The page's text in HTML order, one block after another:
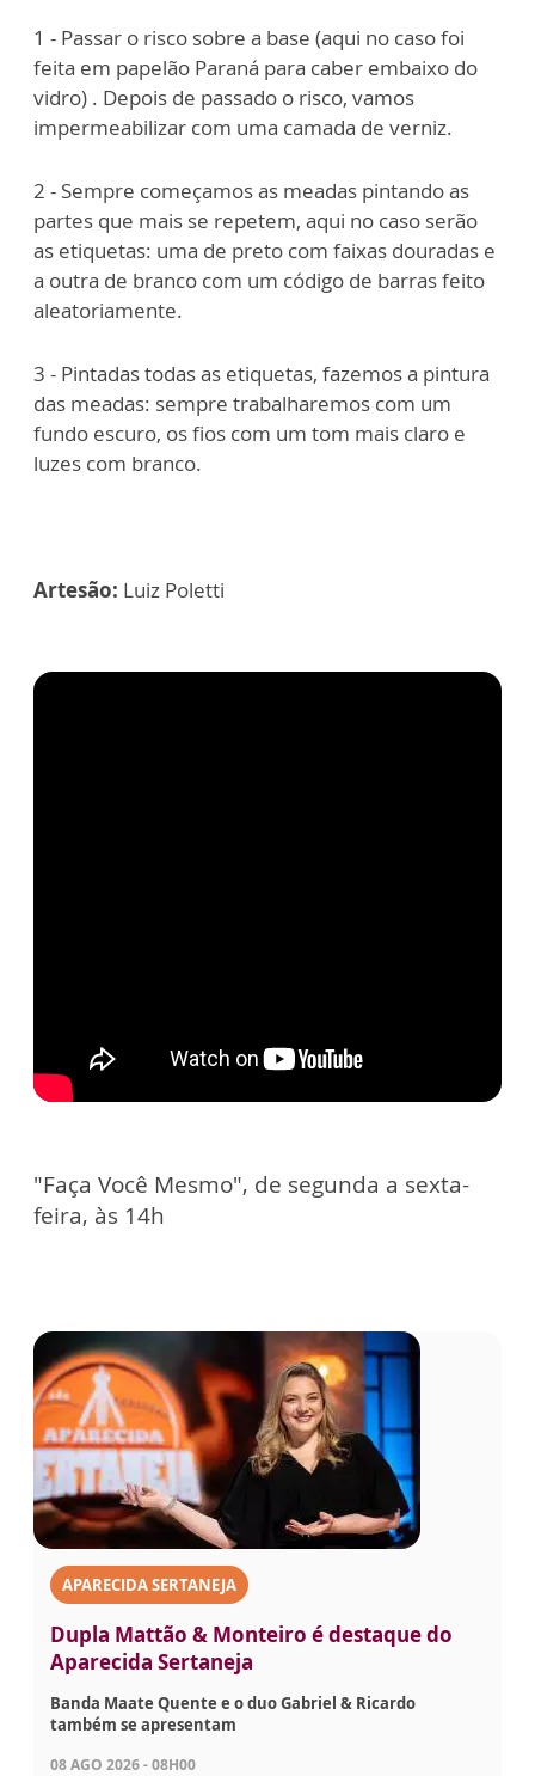
1 - Passar o risco sobre a base (aqui no caso foi
feita em papelão Paraná para caber embaixo do
vidro) . Depois de passado o risco, vamos
impermeabilizar com uma camada de verniz.
2 - Sempre começamos as meadas pintando as
partes que mais se repetem, aqui no caso serão
as etiquetas: uma de preto com faixas douradas e
a outra de branco com um código de barras feito
aleatoriamente.
3 - Pintadas todas as etiquetas, fazemos a pintura
das meadas: sempre trabalharemos com um
fundo escuro, os fios com um tom mais claro e
luzes com branco.
Artesão: Luiz Poletti
"Faça Você Mesmo", de segunda a sexta-
feira, às 14h
APARECIDA SERTANEJA
Dupla Mattão & Monteiro é destaque do
Aparecida Sertaneja
Banda Maate Quente e o duo Gabriel & Ricardo
também se apresentam
08 AGO 2026 - 08H00